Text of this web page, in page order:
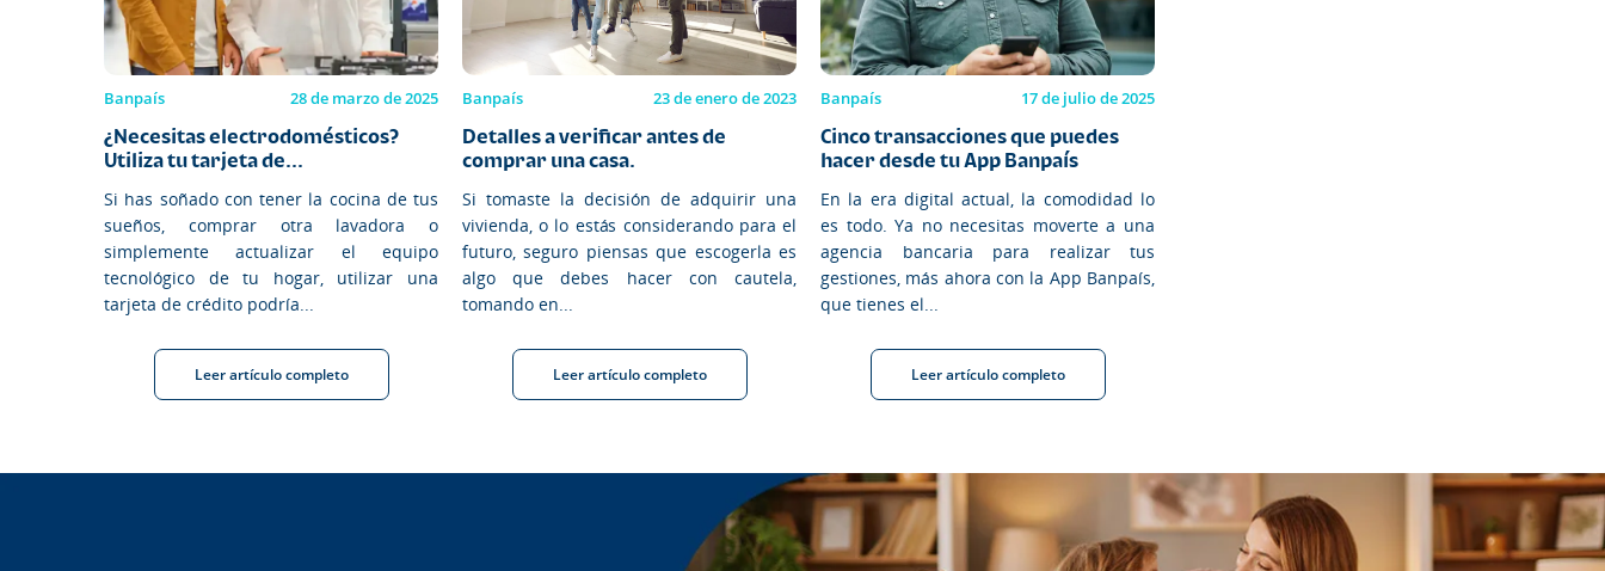
Banpaís 28 de marzo de 2025
¿Necesitas electrodomésticos?
Utiliza tu tarjeta de...
Si has soñado con tener la cocina de tus
sueños, comprar otra lavadora o
simplemente actualizar el equipo
tecnológico de tu hogar, utilizar una
tarjeta de crédito podría...
Leer artículo completo
Banpaís 23 de enero de 2023
Detalles a verificar antes de
comprar una casa.
Si tomaste la decisión de adquirir una
vivienda, o lo estás considerando para el
futuro, seguro piensas que escogerla es
algo que debes hacer con cautela,
tomando en...
Leer artículo completo
Banpaís 17 de julio de 2025
Cinco transacciones que puedes
hacer desde tu App Banpaís
En la era digital actual, la comodidad lo
es todo. Ya no necesitas moverte a una
agencia bancaria para realizar tus
gestiones, más ahora con la App Banpaís,
que tienes el...
Leer artículo completo